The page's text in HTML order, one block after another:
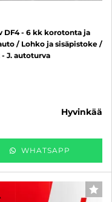
DF4 - 6 kk korotonta ja
/ Lohko ja sisäpistoke /
J. autoturva
hyvinkää
WHATSAPP